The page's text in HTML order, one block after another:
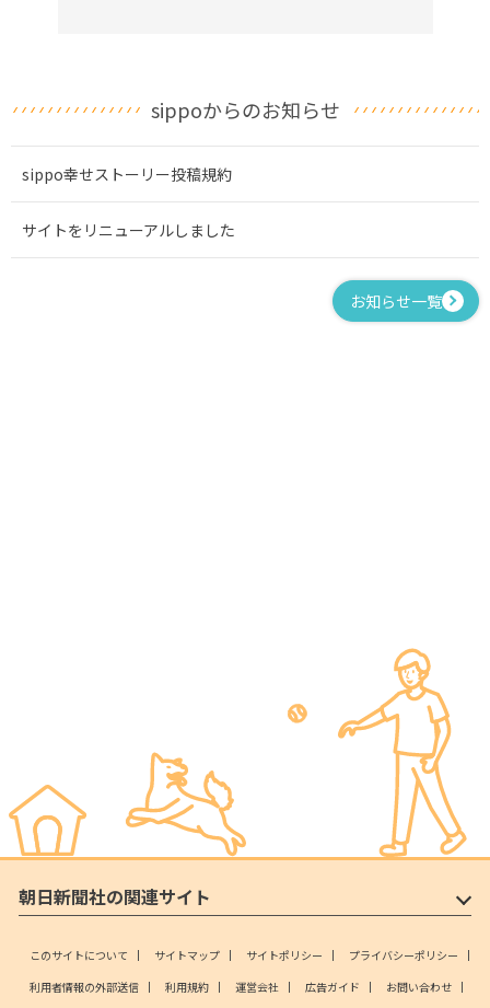
sippoからのお知らせ
sippo幸せストーリー投稿規約
サイトをリニューアルしました
お知らせ一覧
朝日新聞社の関連サイト
このサイトについて サイトマップ サイトポリシー
プライバシーポリシー
利用者情報の外部送信
利用規約 運営会社 広告ガイド お問い合わせ